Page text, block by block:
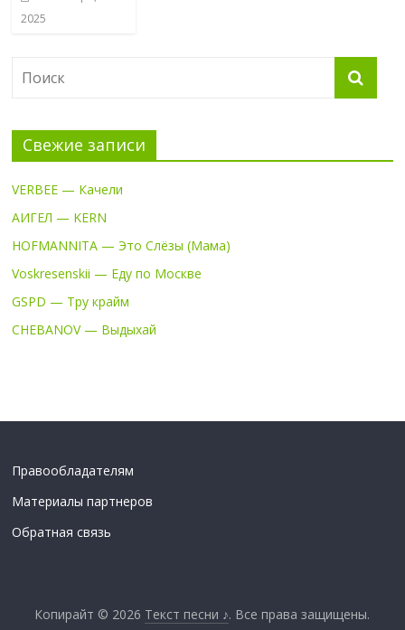
2025
Свежие записи
VERBEE — Качели
АИГЕЛ — KERN
HOFMANNITA — Это Слёзы (Мама)
Voskresenskii — Еду по Москве
GSPD — Тру крайм
CHEBANOV — Выдыхай
Правообладателям
Материалы партнеров
Обратная связь
Копирайт © 2026 Текст песни ♪. Все права защищены.